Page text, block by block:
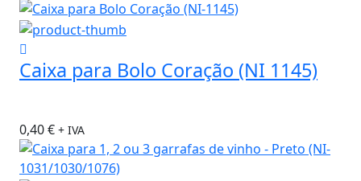
Caixa para Bolo Coração (NI 1145)
0,40€ + IVA